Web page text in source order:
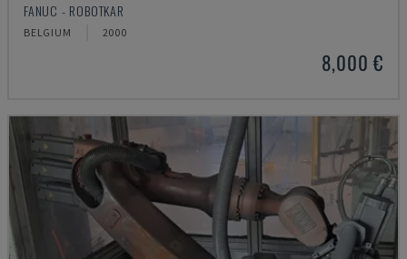
FANUC - ROBOTKAR
BELGIUM 2000
8,000 €